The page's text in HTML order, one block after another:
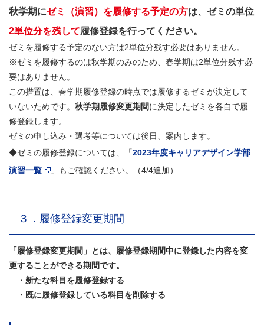
秋学期にゼミ（演習）を履修する予定の方は、ゼミの単位
2単位分を残して履修登録を行ってください。
ゼミを履修する予定のない方は2単位分残す必要はありません。
※ゼミを履修するのは秋学期のみのため、春学期は2単位分残す必
要はありません。
この措置は、春学期履修登録の時点では履修するゼミが決定して
いないためです。 秋学期履修変更期間に決定したゼミを各自で履
修登録します。
ゼミの申し込み・選考等については後日、案内します。
◆ゼミの履修登録については、「2023年度キャリアデザイン学部
演習一覧
」もご確認ください。（4/4追加）
３．履修登録変更期間
「履修登録変更期間」とは、履修登録期間中に登録した内容を変
更することができる期間です。
・新たな科目を履修登録する
・既に履修登録している科目を削除する